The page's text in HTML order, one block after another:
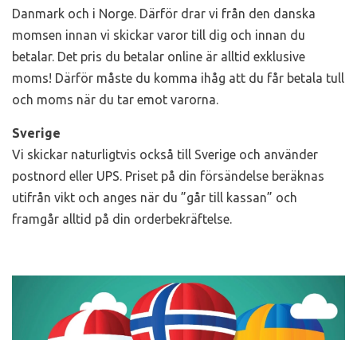
Danmark och i Norge. Därför drar vi från den danska
momsen innan vi skickar varor till dig och innan du
betalar. Det pris du betalar online är alltid exklusive
moms! Därför måste du komma ihåg att du får betala tull
och moms när du tar emot varorna.
Sverige
Vi skickar naturligtvis också till Sverige och använder
postnord eller UPS. Priset på din försändelse beräknas
utifrån vikt och anges när du ”går till kassan” och
framgår alltid på din orderbekräftelse.